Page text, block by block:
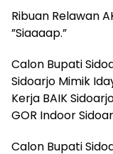
Ribuan Relawan
”Siaaaap.”
Calon Bupati
Sidoarjo Mimik
Kerja BAIK
GOR Indoor
Calon Bupati